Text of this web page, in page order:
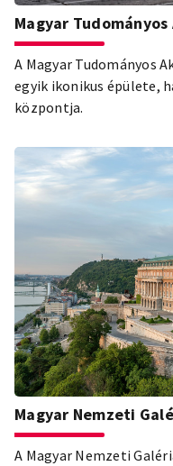
Magyar
A Magyar Tudományos
egyik ikonikus épülete,
központja.
Magyar Nemzeti
A Magyar Nemzeti